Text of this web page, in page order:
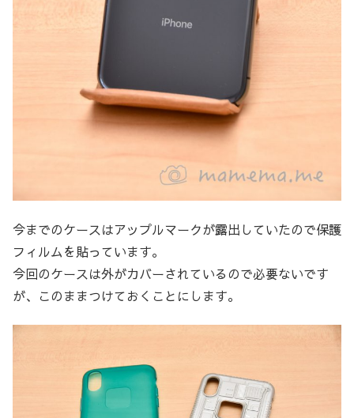
今までのケースはアップルマークが露出していたので保護
フィルムを貼っています。
今回のケースは外がカバーされているので必要ないです
が、このままつけておくことにします。